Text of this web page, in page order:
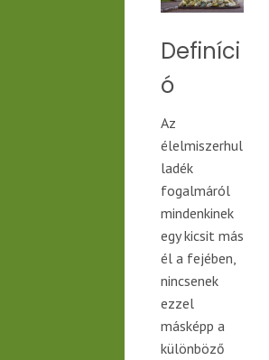
Definíci
ó
Az
élelmiszerhul
ladék
fogalmáról
mindenkinek
egy kicsit más
él a fejében,
nincsenek
ezzel
másképp a
különböző